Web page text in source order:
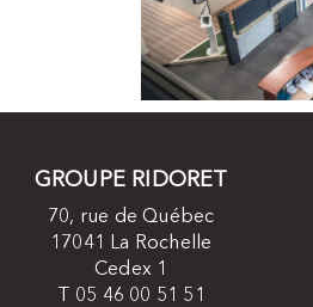
GROUPE RIDORET
70, rue de Québec
17041 La Rochelle
Cedex 1
T 05 46 00 51 51